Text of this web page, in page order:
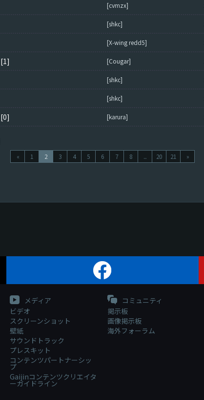
[cvmzx]
[shkc]
[X-wing redd5]
[1] [Cougar]
[shkc]
[shkc]
[0] [karura]
« 1 2 3 4 5 6 7 8 ... 20 21 »
メディア
ビデオ
スクリーンショット
壁紙
サウンドトラック
プレスキット
コンテンツパートナーシッ
プ
Gaijinコンテンツクリエイタ
ーガイドライン
コミュニティ
掲示板
画像掲示板
海外フォーラム